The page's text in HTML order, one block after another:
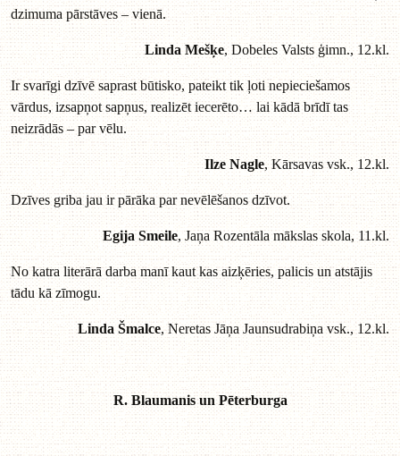
dzimuma pārstāves – vienā.
Linda Mešķe, Dobeles Valsts ģimn., 12.kl.
Ir svarīgi dzīvē saprast būtisko, pateikt tik ļoti nepieciešamos
vārdus, izsapņot sapņus, realizēt iecerēto… lai kādā brīdī tas
neizrādās – par vēlu.
Ilze Nagle, Kārsavas vsk., 12.kl.
Dzīves griba jau ir pārāka par nevēlēšanos dzīvot.
Egija Smeile, Jaņa Rozentāla mākslas skola, 11.kl.
No katra literārā darba manī kaut kas aizķēries, palicis un atstājis
tādu kā zīmogu.
Linda Šmalce, Neretas Jāņa Jaunsudrabiņa vsk., 12.kl.
R. Blaumanis un Pēterburga